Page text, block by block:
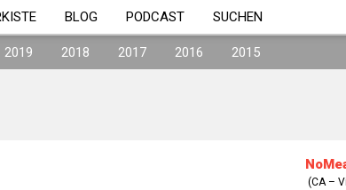
BLOG PODCAST SUCHEN
2019 2018 2017 2016 2015
(CA –